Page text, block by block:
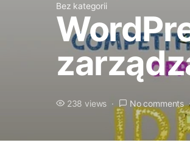
Bez kategorii
238 views No comments